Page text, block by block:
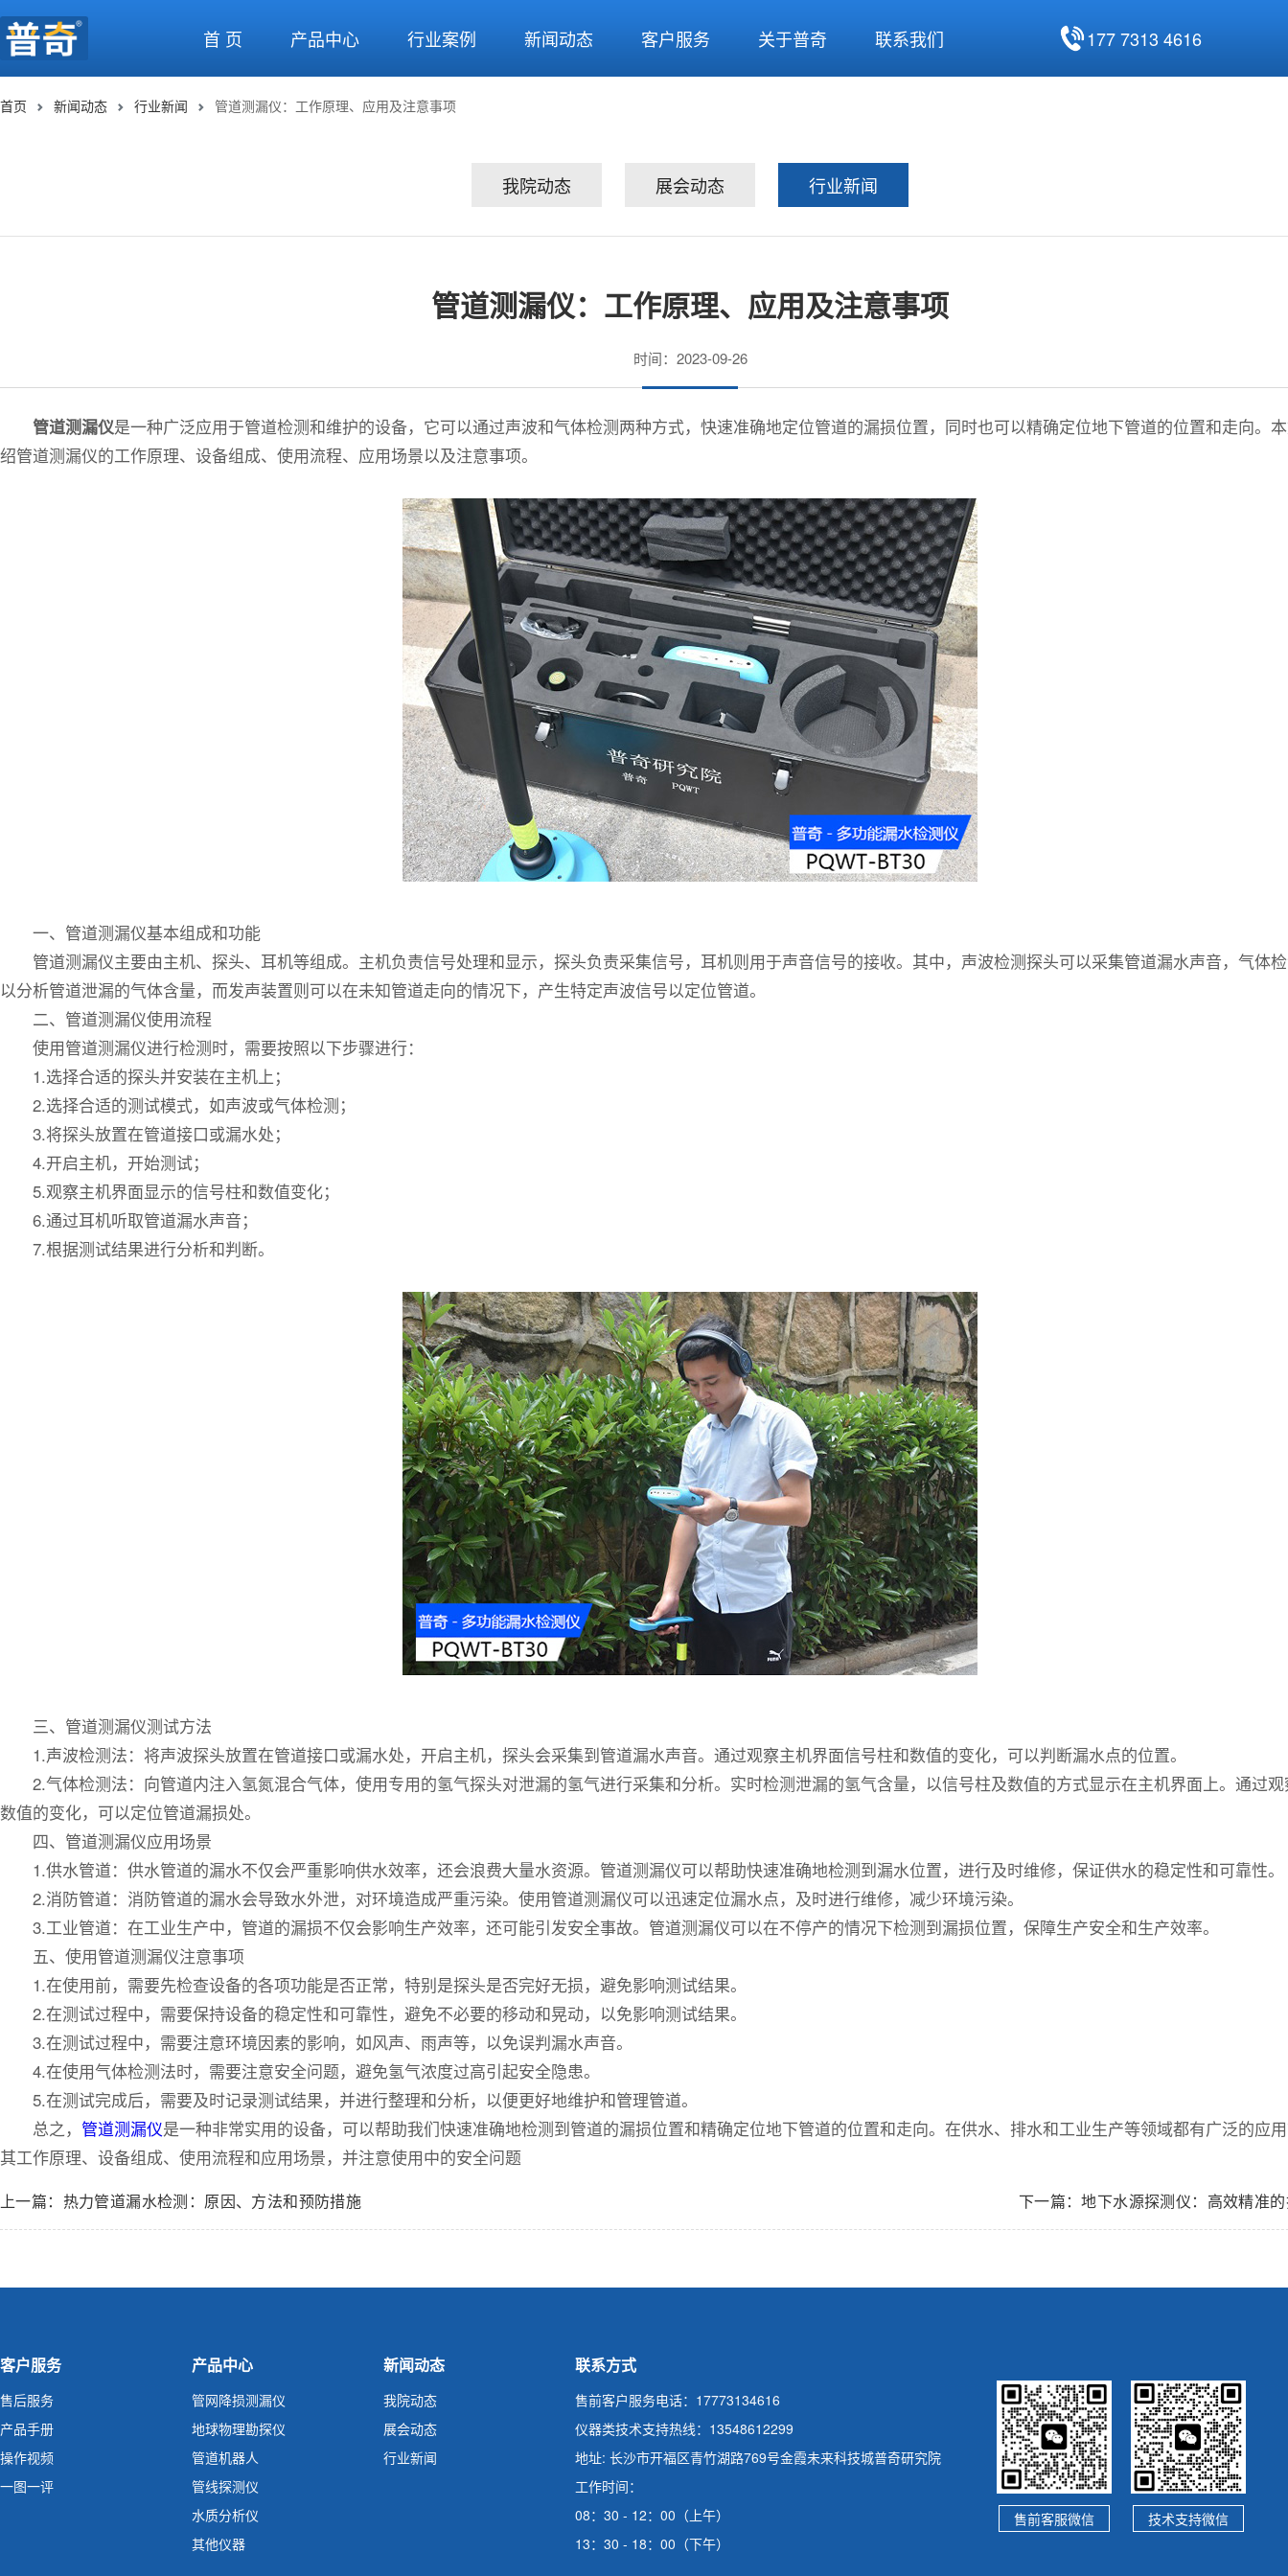
首 页 产品中心 行业案例 新闻动态 客户服务 关于普奇 联系我们 177 7313 4616
首页 新闻动态 行业新闻 管道测漏仪：工作原理、应用及注意事项
我院动态 展会动态 行业新闻
管道测漏仪：工作原理、应用及注意事项
时间：2023-09-26
管道测漏仪是一种广泛应用于管道检测和维护的设备，它可以通过声波和气体检测两种方式，快速准确地定位管道的漏损位置，同时也可以精确定位地下管道的位置和走向。
绍管道测漏仪的工作原理、设备组成、使用流程、应用场景以及注意事项。
一、管道测漏仪基本组成和功能
管道测漏仪主要由主机、探头、耳机等组成。主机负责信号处理和显示，探头负责采集信号，耳机则用于声音信号的接收。其中，声波检测探头可以采集管道漏水声音，气体
以分析管道泄漏的气体含量，而发声装置则可以在未知管道走向的情况下，产生特定声波信号以定位管道。
二、管道测漏仪使用流程
使用管道测漏仪进行检测时，需要按照以下步骤进行：
1.选择合适的探头并安装在主机上；
2.选择合适的测试模式，如声波或气体检测；
3.将探头放置在管道接口或漏水处；
4.开启主机，开始测试；
5.观察主机界面显示的信号柱和数值变化；
6.通过耳机听取管道漏水声音；
7.根据测试结果进行分析和判断。
三、管道测漏仪测试方法
1.声波检测法：将声波探头放置在管道接口或漏水处，开启主机，探头会采集到管道漏水声音。通过观察主机界面信号柱和数值的变化，可以判断漏水点的位置。
2.气体检测法：向管道内注入氢氮混合气体，使用专用的氢气探头对泄漏的氢气进行采集和分析。实时检测泄漏的氢气含量，以信号柱及数值的方式显示在主机界面上。通过
数值的变化，可以定位管道漏损处。
四、管道测漏仪应用场景
1.供水管道：供水管道的漏水不仅会严重影响供水效率，还会浪费大量水资源。管道测漏仪可以帮助快速准确地检测到漏水位置，进行及时维修，保证供水的稳定性和可靠性。
2.消防管道：消防管道的漏水会导致水外泄，对环境造成严重污染。使用管道测漏仪可以迅速定位漏水点，及时进行维修，减少环境污染。
3.工业管道：在工业生产中，管道的漏损不仅会影响生产效率，还可能引发安全事故。管道测漏仪可以在不停产的情况下检测到漏损位置，保障生产安全和生产效率。
五、使用管道测漏仪注意事项
1.在使用前，需要先检查设备的各项功能是否正常，特别是探头是否完好无损，避免影响测试结果。
2.在测试过程中，需要保持设备的稳定性和可靠性，避免不必要的移动和晃动，以免影响测试结果。
3.在测试过程中，需要注意环境因素的影响，如风声、雨声等，以免误判漏水声音。
4.在使用气体检测法时，需要注意安全问题，避免氢气浓度过高引起安全隐患。
5.在测试完成后，需要及时记录测试结果，并进行整理和分析，以便更好地维护和管理管道。
总之， 管道测漏仪是一种非常实用的设备，可以帮助我们快速准确地检测到管道的漏损位置和精确定位地下管道的位置和走向。在供水、排水和工业生产等领域都有广泛的应
其工作原理、设备组成、使用流程和应用场景，并注意使用中的安全问题
上一篇：热力管道漏水检测：原因、方法和预防措施 下一篇：地下水源探测仪：高效精准
客户服务
售后服务
产品手册
操作视频
一图一评
产品中心
管网降损测漏仪
地球物理勘探仪
管道机器人
管线探测仪
水质分析仪
其他仪器
新闻动态
我院动态
展会动态
行业新闻
联系方式
售前客户服务电话：17773134616
仪器类技术支持热线：13548612299
地址: 长沙市开福区青竹湖路769号金霞未来科技城普奇研究院
工作时间：
08：30 - 12：00（上午）
13：30 - 18：00（下午）
售前客服微信 技术支持微信